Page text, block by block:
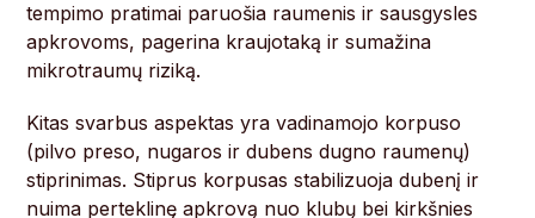
tempimo pratimai paruošia raumenis ir sausgysles
apkrovoms, pagerina kraujotaką ir sumažina
mikrotraumų riziką.
Kitas svarbus aspektas yra vadinamojo korpuso
(pilvo preso, nugaros ir dubens dugno raumenų)
stiprinimas. Stiprus korpusas stabilizuoja dubenį ir
nuima perteklinę apkrovą nuo klubų bei kirkšnies